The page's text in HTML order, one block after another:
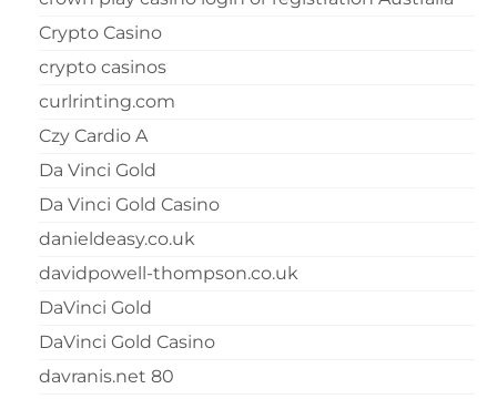
Crypto Casino
crypto casinos
curlrinting.com
Czy Cardio A
Da Vinci Gold
Da Vinci Gold Casino
danieldeasy.co.uk
davidpowell-thompson.co.uk
DaVinci Gold
DaVinci Gold Casino
davranis.net 80